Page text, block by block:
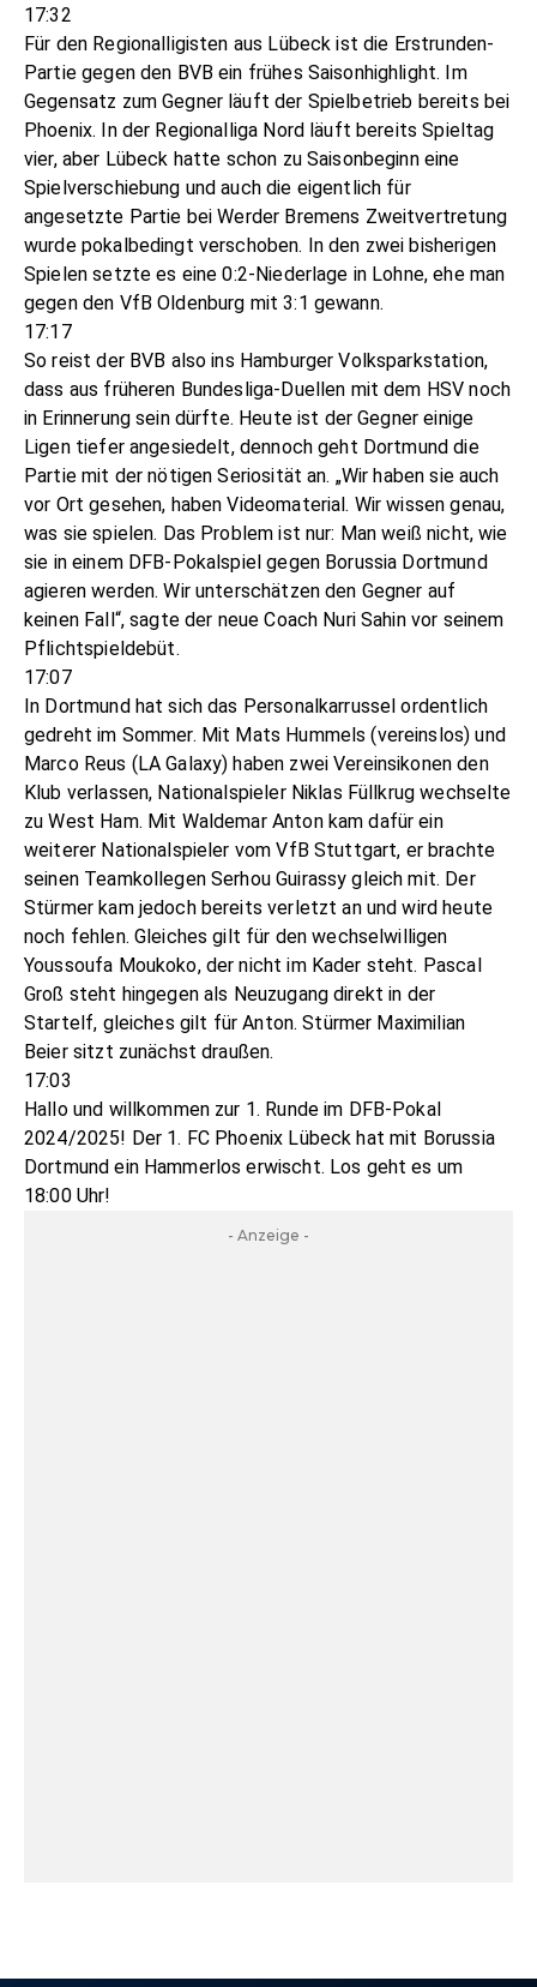
17:32
Für den Regionalligisten aus Lübeck ist die Erstrunden-
Partie gegen den BVB ein frühes Saisonhighlight. Im
Gegensatz zum Gegner läuft der Spielbetrieb bereits bei
Phoenix. In der Regionalliga Nord läuft bereits Spieltag
vier, aber Lübeck hatte schon zu Saisonbeginn eine
Spielverschiebung und auch die eigentlich für
angesetzte Partie bei Werder Bremens Zweitvertretung
wurde pokalbedingt verschoben. In den zwei bisherigen
Spielen setzte es eine 0:2-Niederlage in Lohne, ehe man
gegen den VfB Oldenburg mit 3:1 gewann.
17:17
So reist der BVB also ins Hamburger Volksparkstation,
dass aus früheren Bundesliga-Duellen mit dem HSV noch
in Erinnerung sein dürfte. Heute ist der Gegner einige
Ligen tiefer angesiedelt, dennoch geht Dortmund die
Partie mit der nötigen Seriosität an. „Wir haben sie auch
vor Ort gesehen, haben Videomaterial. Wir wissen genau,
was sie spielen. Das Problem ist nur: Man weiß nicht, wie
sie in einem DFB-Pokalspiel gegen Borussia Dortmund
agieren werden. Wir unterschätzen den Gegner auf
keinen Fall“, sagte der neue Coach Nuri Sahin vor seinem
Pflichtspieldebüt.
17:07
In Dortmund hat sich das Personalkarrussel ordentlich
gedreht im Sommer. Mit Mats Hummels (vereinslos) und
Marco Reus (LA Galaxy) haben zwei Vereinsikonen den
Klub verlassen, Nationalspieler Niklas Füllkrug wechselte
zu West Ham. Mit Waldemar Anton kam dafür ein
weiterer Nationalspieler vom VfB Stuttgart, er brachte
seinen Teamkollegen Serhou Guirassy gleich mit. Der
Stürmer kam jedoch bereits verletzt an und wird heute
noch fehlen. Gleiches gilt für den wechselwilligen
Youssoufa Moukoko, der nicht im Kader steht. Pascal
Groß steht hingegen als Neuzugang direkt in der
Startelf, gleiches gilt für Anton. Stürmer Maximilian
Beier sitzt zunächst draußen.
17:03
Hallo und willkommen zur 1. Runde im DFB-Pokal
2024/2025! Der 1. FC Phoenix Lübeck hat mit Borussia
Dortmund ein Hammerlos erwischt. Los geht es um
18:00 Uhr!
- Anzeige -